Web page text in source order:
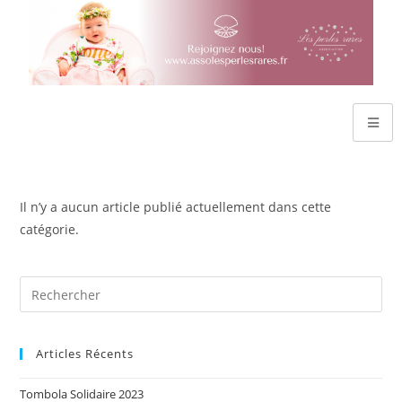
Il n’y a aucun article publié actuellement dans cette
catégorie.
Articles Récents
Tombola Solidaire 2023